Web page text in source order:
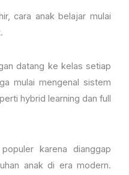
cara anak belajar mulai
datang ke kelas setiap
mulai mengenal sistem
hybrid learning dan full
karena dianggap
anak di era modern.